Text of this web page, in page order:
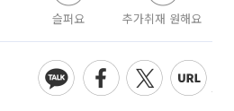
슬퍼요 추가취재 원해요